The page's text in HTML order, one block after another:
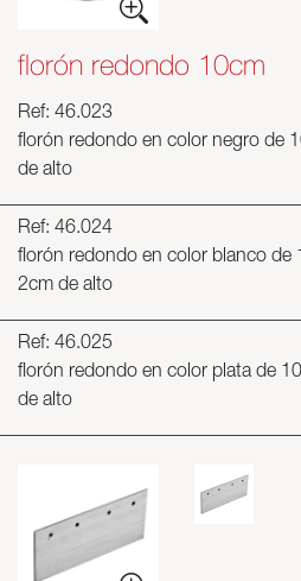
florón redondo 10cm
Ref: 46.023
florón redondo en color negro de
de alto
Ref: 46.024
florón redondo en color blanco de
2cm de alto
Ref: 46.025
florón redondo en color plata de
de alto